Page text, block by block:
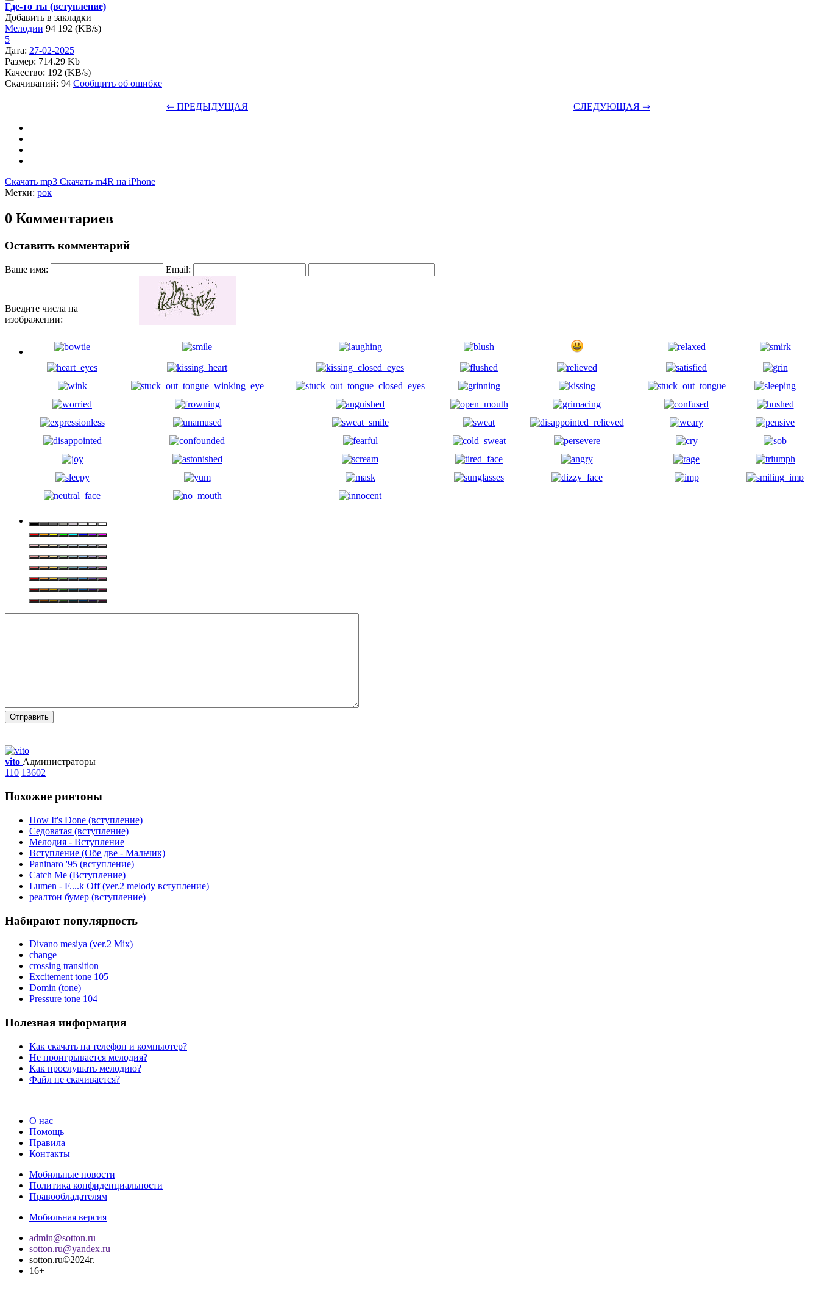
Где-то ты (вступление)
Добавить в закладки
Мелодии 94 192 (KB/s)
5
Дата: 27-02-2025
Размер: 714.29 Kb
Качество: 192 (KB/s)
Скачиваний: 94 Сообщить об ошибке
⇐ ПРЕДЫДУЩАЯ СЛЕДУЮЩАЯ ⇒
Скачать mp3 Скачать m4R на iPhone
Метки: рок
0 Комментариев
Оставить комментарий
Ваше имя: Email:
Введите числа на
изображении:
Отправить
vito Администраторы
110 13602
Похожие ринтоны
How It's Done (вступление)
Седоватая (вступление)
Мелодия - Вступление
Вступление (Обе две - Мальчик)
Paninaro '95 (вступление)
Catch Me (Вступление)
Lumen - F....k Off (ver.2 melody вступление)
реалтон бумер (вступление)
Набирают популярность
Divano mesiya (ver.2 Mix)
change
crossing transition
Excitement tone 105
Domin (tone)
Pressure tone 104
Полезная информация
Как скачать на телефон и компьютер?
Не проигрывается мелодия?
Как прослушать мелодию?
Файл не скачивается?
О нас
Помощь
Правила
Контакты
Мобильные новости
Политика конфиденциальности
Правообладателям
Мобильная версия
admin@sotton.ru
sotton.ru@yandex.ru
sotton.ru©2024г.
16+